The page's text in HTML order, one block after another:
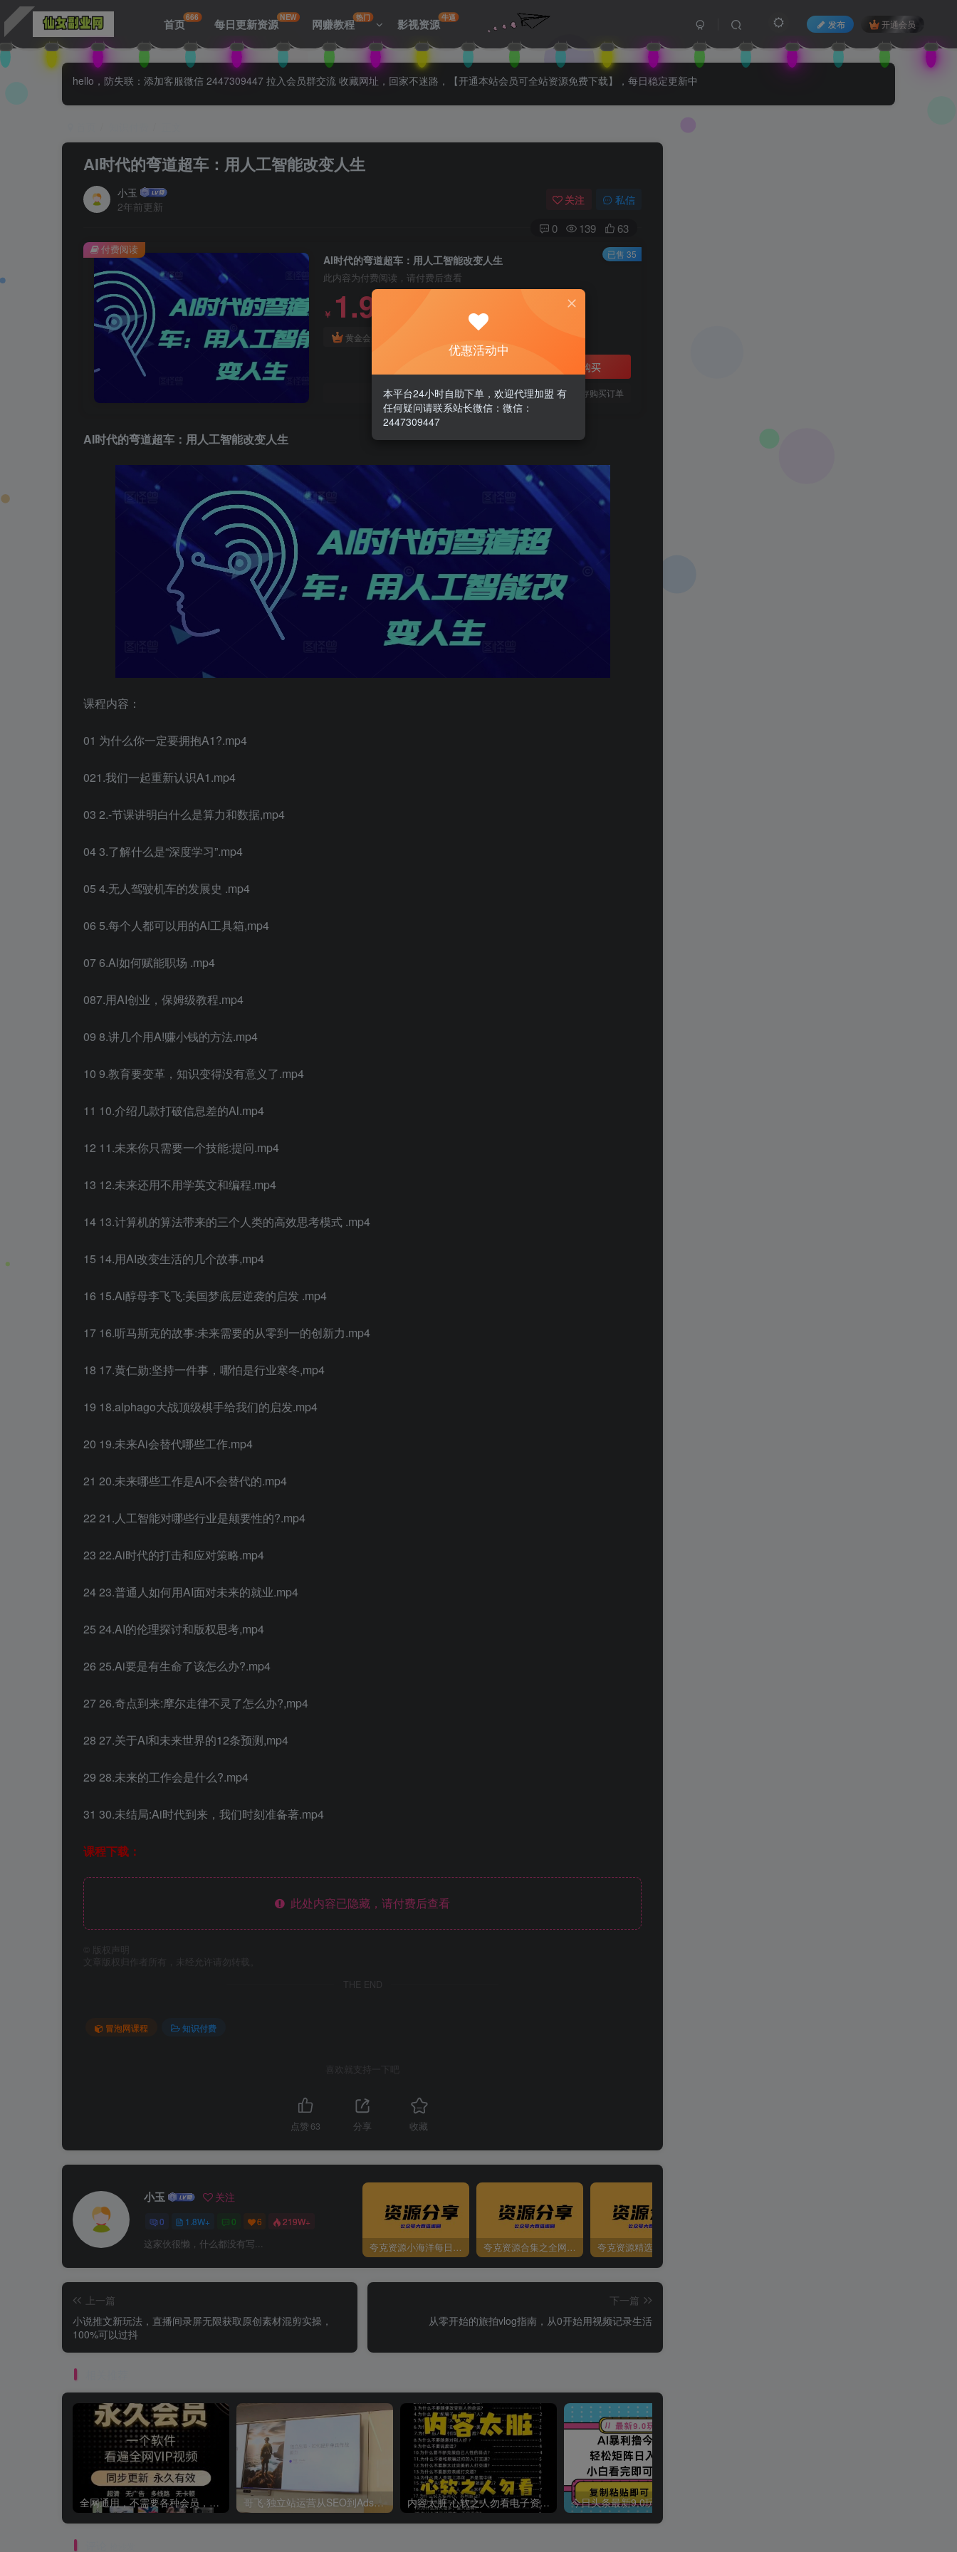
首页666 每日更新资源NEW 网赚教程热门 影视资源牛逼
发布 开通会员
hello，防失联：添加客服微信 2447309447 拉入会员群交流 收藏网址，回家不迷路，【开通本站会员可全站资源免费下载】，每日稳定更新中
AI时代的弯道超车：用人工智能改变人生
小玉
2年前更新
关注 私信
0 139 63
AI时代的弯道超车：用人工智能改变人生
此内容为付费阅读，请付费后查看
￥ 1.99
黄金会员
立即购买
您当前未登录！建议登陆后购买，可保存购买订单
付费阅读 已售 35
AI时代的弯道超车 ：用人工智能改变人生
课程内容：
01 为什么你一定要拥抱A1?.mp4
021.我们一起重新认识A1.mp4
03 2.-节课讲明白什么是算力和数据,mp4
04 3.了解什么是“深度学习”.mp4
05 4.无人驾驶机车的发展史 .mp4
06 5.每个人都可以用的AI工具箱,mp4
07 6.Al如何赋能职场 .mp4
087.用AI创业，保姆级教程.mp4
09 8.讲几个用A!赚小钱的方法.mp4
10 9.教育要变革，知识变得没有意义了.mp4
11 10.介绍几款打破信息差的Al.mp4
12 11.未来你只需要一个技能:提问.mp4
13 12.未来还用不用学英文和编程.mp4
14 13.计算机的算法带来的三个人类的高效思考模式 .mp4
15 14.用AI改变生活的几个故事,mp4
16 15.Ai醇母李飞飞:美国梦底层逆袭的启发 .mp4
17 16.听马斯克的故事:未来需要的从零到一的创新力.mp4
18 17.黄仁勋:坚持一件事，哪怕是行业寒冬,mp4
19 18.alphago大战顶级棋手给我们的启发.mp4
20 19.未来Ai会替代哪些工作.mp4
21 20.未来哪些工作是Ai不会替代的.mp4
22 21.人工智能对哪些行业是颠要性的?.mp4
23 22.Ai时代的打击和应对策略.mp4
24 23.普通人如何用AI面对未来的就业.mp4
25 24.AI的伦理探讨和版权思考,mp4
26 25.Ai要是有生命了该怎么办?.mp4
27 26.奇点到来:摩尔走律不灵了怎么办?,mp4
28 27.关于AI和未来世界的12条预测,mp4
29 28.未来的工作会是什么?.mp4
31 30.未结局:Ai时代到来，我们时刻准备著.mp4
课程下载：
此处内容已隐藏，请付费后查看
版权声明
文章版权归作者所有，未经允许请勿转载。
THE END
冒泡网课程 知识付费
喜欢就支持一下吧
点赞 63 分享 收藏
小玉 关注
0 1.8W+ 0 6 219W+
这家伙很懒，什么都没有写... 夸克资源小海洋每日更新资源大汇总（持续更新） 夸克资源合集之全网影视 夸克资源精选资源
上一篇
小说推文新玩法，直播间录屏无限获取原创素材混剪实操，
100%可以过抖
下一篇
从零开始的旅拍vlog指南，从0开始用视频记录生活
全网通用，不需要各种会员，再也不缺电影看！！ 哥飞·独立站运营从SEO到Adsense全方位攻略 内容太脏 心软之人勿看电子资料pdf
优惠活动中
本平台24小时自助下单，欢迎代理加盟 有
任何疑问请联系站长微信：微信：
2447309447